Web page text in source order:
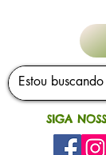
SIGA